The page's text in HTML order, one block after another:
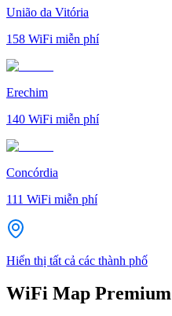
União da Vitória
158 WiFi miễn phí
Erechim
140 WiFi miễn phí
Concórdia
111 WiFi miễn phí
Hiển thị tất cả các thành phố
WiFi Map Premium